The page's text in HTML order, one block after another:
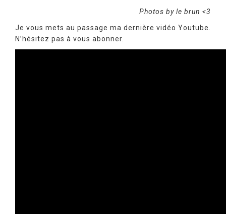
Photos by le brun <3
Je vous mets au passage ma dernière vidéo Youtube.
N’hésitez pas à vous abonner.